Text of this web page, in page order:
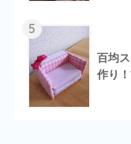
5
百均
作り